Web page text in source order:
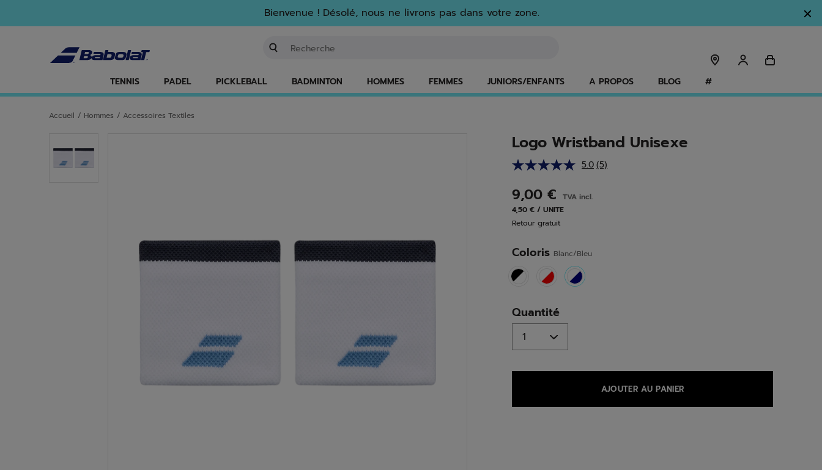
Bienvenue ! Désolé, nous ne livrons pas dans votre zone.
TENNIS PADEL PICKLEBALL BADMINTON HOMMES FEMMES JUNIORS/ENFANTS A PROPOS BLOG #
Accueil / Hommes / Accessoires Textiles
Logo Wristband Unisexe
5.0 Lire
(5)
9,00 €
TVA incl.
4,50 € / UNITE
Retour gratuit
Coloris Blanc/Bleu
selected
Quantité
AJOUTER AU PANIER